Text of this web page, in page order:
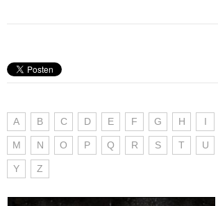
A B C D E F G H I
M N O P Q R S T U
Y Z